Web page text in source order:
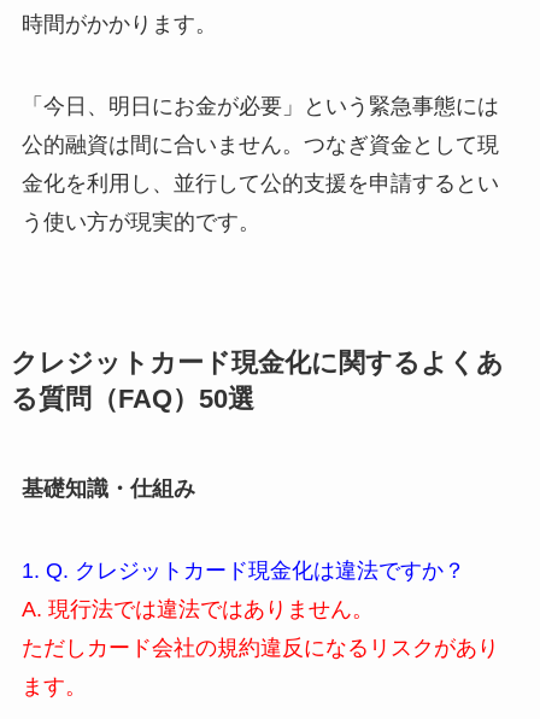
時間がかかります。
「今日、明日にお金が必要」という緊急事態には
公的融資は間に合いません。つなぎ資金として現
金化を利用し、並行して公的支援を申請するとい
う使い方が現実的です。
クレジットカード現金化に関するよくあ
る質問（FAQ）50選
基礎知識・仕組み
1. Q. クレジットカード現金化は違法ですか？
A. 現行法では違法ではありません。
ただしカード会社の規約違反になるリスクがあり
ます。